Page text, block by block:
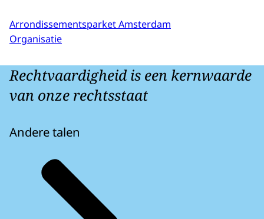
Arrondissementsparket Amsterdam
Organisatie
Rechtvaardigheid is een kernwaarde
van onze rechtsstaat
Andere talen